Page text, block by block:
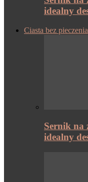
idealny
Ciasta bez pieczenia
Sernik na
idealny